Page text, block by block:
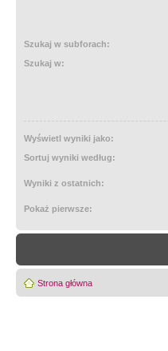
Szukaj w subforach:
Szukaj w:
Wyświetl wyniki jako:
Sortuj wyniki według:
Wyniki z ostatnich:
Pokaż pierwsze:
Strona główna